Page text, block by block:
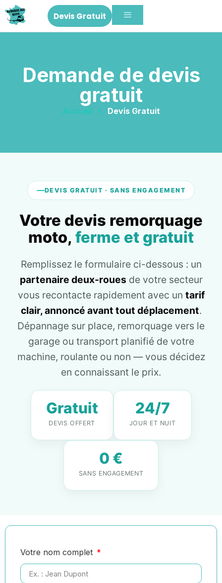
Devis Gratuit
Demande de devis
gratuit
Accueil » Devis Gratuit
DEVIS GRATUIT · SANS ENGAGEMENT
Votre devis remorquage
moto, ferme et gratuit
Remplissez le formulaire ci-dessous : un
partenaire deux-rouesde votre secteur
vous recontacte rapidement avec un tarif
clair, annoncé avant tout déplacement.
Dépannage sur place, remorquage vers le
garage ou transport planifié de votre
machine, roulante ou non — vous décidez
en connaissant le prix.
Gratuit
DEVIS OFFERT
24/7
JOUR ET NUIT
0 €
SANS ENGAGEMENT
Votre nom complet